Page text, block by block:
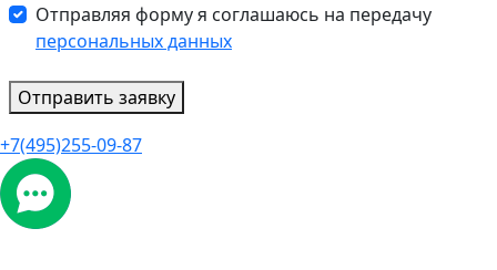
Отправляя форму я соглашаюсь на передачу
персональных данных
Отправить заявку
+7(495)255-09-87